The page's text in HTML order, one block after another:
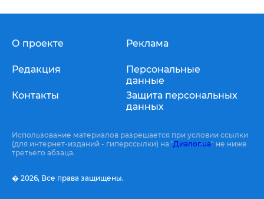
О проекте
Редакция
Контакты
Реклама
Персональные
данные
Защита персональных
данных
Использование материалов разрешается при условии ссылки
(для интернет-изданий - гиперссылки) на "Диалог.ua" не ниже
третьего абзаца.
� 2026, Все права защищены.